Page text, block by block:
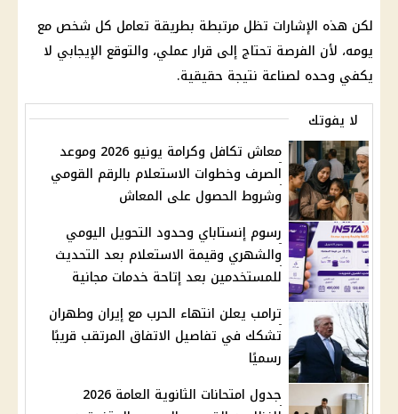
لكن هذه الإشارات تظل مرتبطة بطريقة تعامل كل شخص مع
يومه، لأن الفرصة تحتاج إلى قرار عملي، والتوقع الإيجابي لا
يكفي وحده لصناعة نتيجة حقيقية.
لا يفوتك
معاش تكافل وكرامة يونيو 2026 وموعد
الصرف وخطوات الاستعلام بالرقم القومي
وشروط الحصول على المعاش
رسوم إنستاباي وحدود التحويل اليومي
والشهري وقيمة الاستعلام بعد التحديث
للمستخدمين بعد إتاحة خدمات مجانية
ترامب يعلن انتهاء الحرب مع إيران وطهران
تشكك في تفاصيل الاتفاق المرتقب قريبًا
رسميًا
جدول امتحانات الثانوية العامة 2026